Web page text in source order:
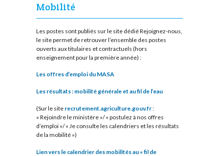
Mobilité
Les postes sont publiés sur le site dédié Rejoignez-nous,
le site permet de retrouver l’ensemble des postes
ouverts aux titulaires et contractuels (hors
enseignement pour la première année) :
Les offres d’emploi du MASA
Les résultats : mobilité générale et au fil de l’eau
(Sur le site recrutement.agriculture.gouv.fr:
« Rejoindre le ministère »/ « postulez à nos offres
d’emploi »/ « Je consulte les calendriers et les résultats
de la mobilité »)
Lien vers le calendrier des mobilités au « fil de